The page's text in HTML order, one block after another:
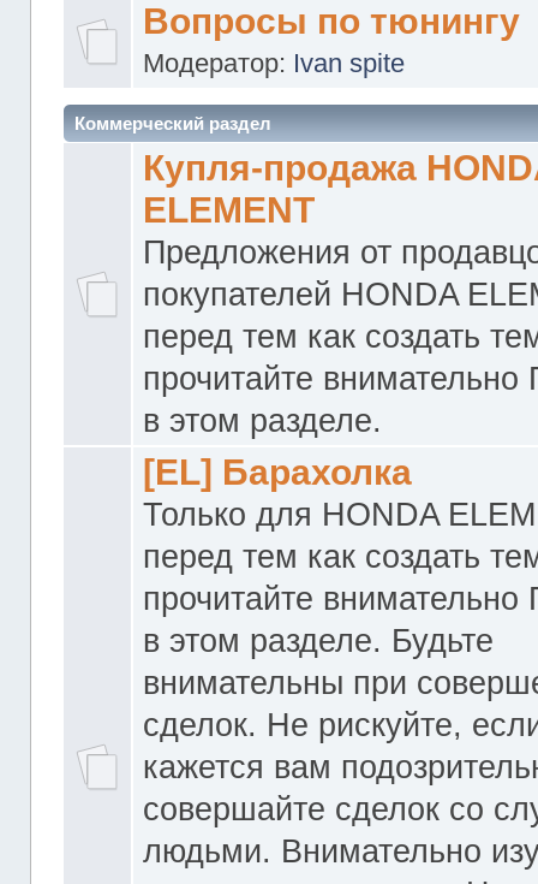
Вопросы по тюнингу
Модератор: Ivan spite
Коммерческий раздел
Купля-продажа
ELEMENT
Предложения от
покупателей HONDA
перед тем как создать
прочитайте
в этом разделе.
[EL] Барахолка
Только для HONDA
перед тем как создать
прочитайте
в этом разделе. Будьте
внимательны при
сделок. Не рискуйте,
кажется вам
совершайте сделок со
людьми. Внимательно